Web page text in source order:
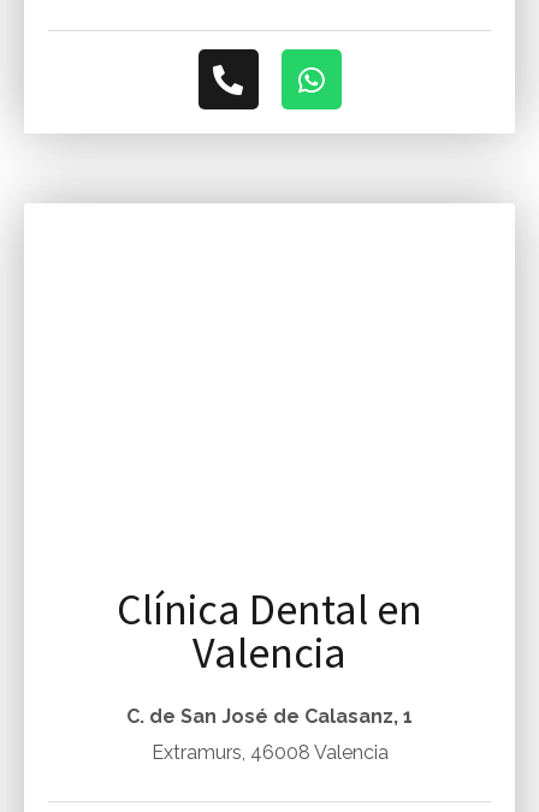
Clínica Dental en
Valencia
C. de San José de Calasanz, 1
Extramurs, 46008 Valencia